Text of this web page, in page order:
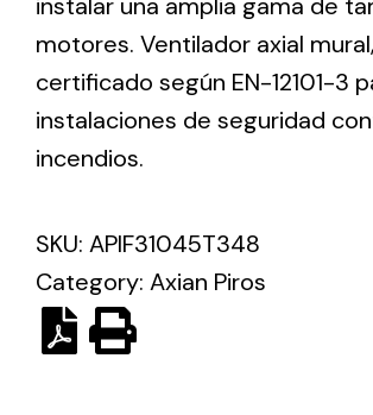
Iluminación Solar
de necesidades.
Solar lighting
motores. Ventilador axial mural,
certificado según EN-12101-3
instalaciones de seguridad
incendios.
SKU: APIF31045T348
Category: Axian Piros